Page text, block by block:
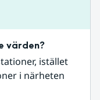
värden?
istället
i närheten